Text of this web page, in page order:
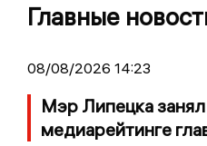
Главные
08/08/2026 14:23
Мэр Липецка
медиарейтинге